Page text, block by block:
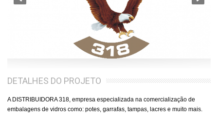
DETALHES DO PROJETO
A DISTRIBUIDORA 318, empresa especializada na comercialização de
embalagens de vidros como: potes, garrafas, tampas, lacres e muito mais.